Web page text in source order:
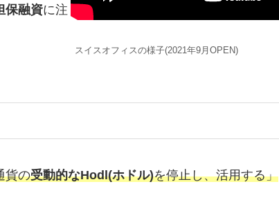
保融資に注
スイスオフィスの様子(2021年9月OPEN)
貨の受動的なHodl(ホドル)を停止し、活用する」